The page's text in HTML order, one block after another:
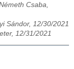
Csaba,
Sándor, 12/30/2021
12/31/2021